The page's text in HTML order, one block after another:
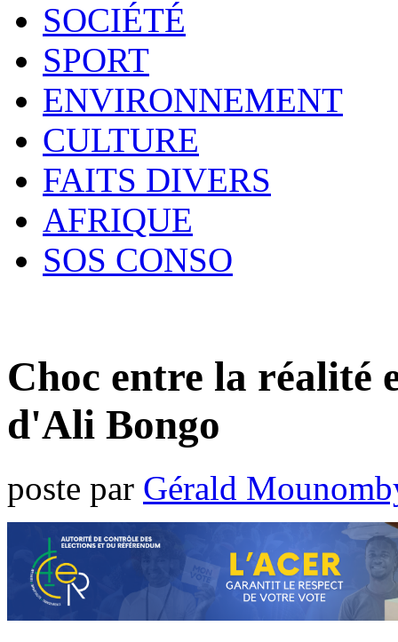
SOCIÉTÉ
SPORT
ENVIRONNEMENT
CULTURE
FAITS DIVERS
AFRIQUE
SOS CONSO
Choc entre la réalité
d'Ali Bongo
poste par Gérald